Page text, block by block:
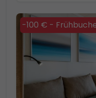
-100 € -